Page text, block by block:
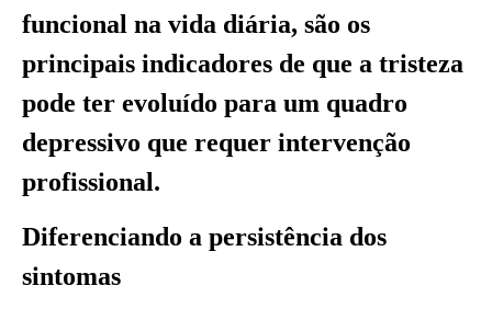
funcional na vida diária, são os
principais indicadores de que a tristeza
pode ter evoluído para um quadro
depressivo que requer intervenção
profissional.
Diferenciando a persistência dos
sintomas